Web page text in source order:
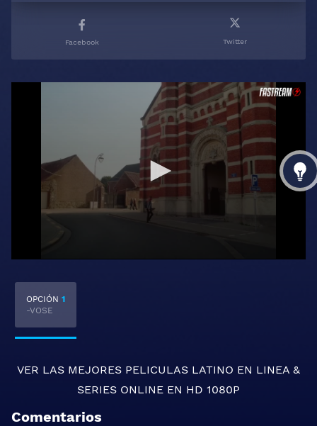
Facebook Twitter
OPCIÓN 1
-VOSE
VER LAS MEJORES PELICULAS LATINO EN LINEA &
SERIES ONLINE EN HD 1080P
Comentarios